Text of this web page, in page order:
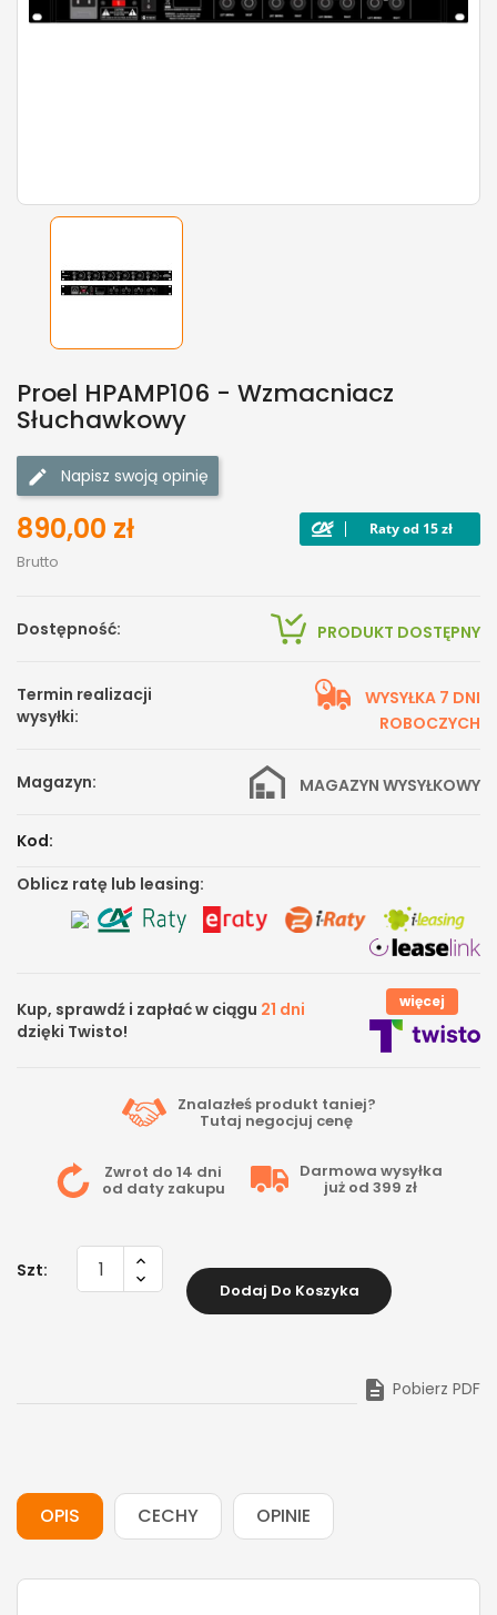
Proel HPAMP106 - Wzmacniacz
Słuchawkowy
Napisz swoją opinię
890,00 zł
Brutto
Dostępność: PRODUKT DOSTĘPNY
Termin realizacji
wysyłki:
WYSYŁKA 7 DNI
ROBOCZYCH
Magazyn: MAGAZYN WYSYŁKOWY
Kod:
Oblicz ratę lub leasing:
Kup, sprawdź i zapłać w ciągu 21 dni
dzięki Twisto!
więcej
Znalazłeś produkt taniej?
Tutaj negocjuj cenę
Zwrot do 14 dni
od daty zakupu
Darmowa wysyłka
już od 399 zł
Szt:
Dodaj Do Koszyka
 Pobierz PDF
OPIS CECHY OPINIE